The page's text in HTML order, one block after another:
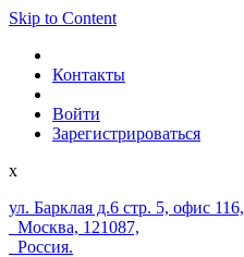
Skip to Content
Контакты
Войти
Зарегистрироваться
x
ул. Барклая д.6 стр. 5, офис 116,
Москва, 121087,
Россия.